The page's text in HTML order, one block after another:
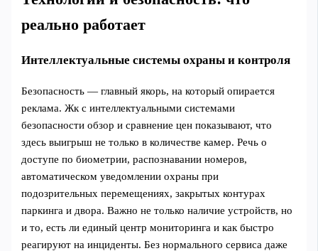
реально работает
Интеллектуальные системы охраны и контроля
Безопасность — главный якорь, на который опирается
реклама. Жк с интеллектуальными системами
безопасности обзор и сравнение цен показывают, что
здесь выигрыш не только в количестве камер. Речь о
доступе по биометрии, распознавании номеров,
автоматическом уведомлении охраны при
подозрительных перемещениях, закрытых контурах
паркинга и двора. Важно не только наличие устройств, но
и то, есть ли единый центр мониторинга и как быстро
реагируют на инциденты. Без нормального сервиса даже